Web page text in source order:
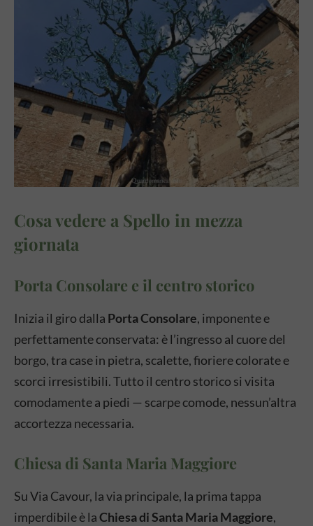
Cosa vedere a Spello in mezza
giornata
Porta Consolare e il centro storico
Inizia il giro dalla Porta Consolare, imponente e
perfettamente conservata: è l’ingresso al cuore del
borgo, tra case in pietra, scalette, fioriere colorate e
scorci irresistibili. Tutto il centro storico si visita
comodamente a piedi — scarpe comode, nessun’altra
accortezza necessaria.
Chiesa di Santa Maria Maggiore
Su Via Cavour, la via principale, la prima tappa
imperdibile è laChiesa di Santa Maria Maggiore,